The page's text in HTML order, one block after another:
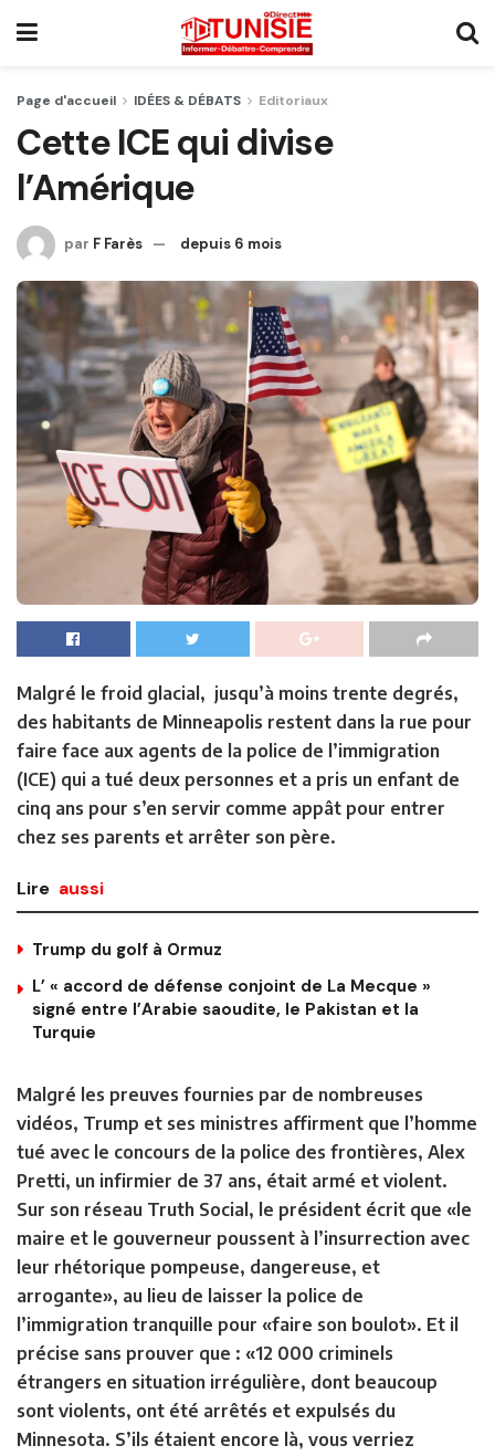
Page d'accueil IDÉES & DÉBATS Editoriaux
Cette ICE qui divise
l’Amérique
par F Farès depuis 6 mois
Malgré le froid glacial, jusqu’à moins trente degrés,
des habitants de Minneapolis restent dans la rue pour
faire face aux agents de la police de l’immigration
(ICE) qui a tué deux personnes et a pris un enfant de
cinq ans pour s’en servir comme appât pour entrer
chez ses parents et arrêter son père.
Lire aussi
Trump du golf à Ormuz
L’ « accord de défense conjoint de La Mecque »
signé entre l’Arabie saoudite, le Pakistan et la
Turquie
Malgré les preuves fournies par de nombreuses
vidéos, Trump et ses ministres affirment que l’homme
tué avec le concours de la police des frontières, Alex
Pretti, un infirmier de 37 ans, était armé et violent.
Sur son réseau Truth Social, le président écrit que «le
maire et le gouverneur poussent à l’insurrection avec
leur rhétorique pompeuse, dangereuse, et
arrogante», au lieu de laisser la police de
l’immigration tranquille pour «faire son boulot». Et il
précise sans prouver que : «12 000 criminels
étrangers en situation irrégulière, dont beaucoup
sont violents, ont été arrêtés et expulsés du
Minnesota. S’ils étaient encore là, vous verriez